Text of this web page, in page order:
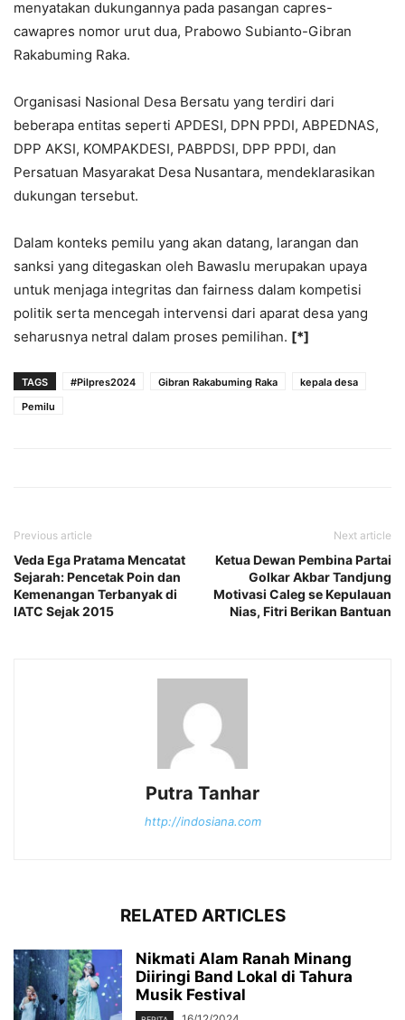
menyatakan dukungannya pada pasangan capres-
cawapres nomor urut dua, Prabowo Subianto-Gibran
Rakabuming Raka.
Organisasi Nasional Desa Bersatu yang terdiri dari
beberapa entitas seperti APDESI, DPN PPDI, ABPEDNAS,
DPP AKSI, KOMPAKDESI, PABPDSI, DPP PPDI, dan
Persatuan Masyarakat Desa Nusantara, mendeklarasikan
dukungan tersebut.
Dalam konteks pemilu yang akan datang, larangan dan
sanksi yang ditegaskan oleh Bawaslu merupakan upaya
untuk menjaga integritas dan fairness dalam kompetisi
politik serta mencegah intervensi dari aparat desa yang
seharusnya netral dalam proses pemilihan. [*]
TAGS #Pilpres2024 Gibran Rakabuming Raka
kepala desa
Pemilu
Previous article
Veda Ega Pratama Mencatat
Sejarah: Pencetak Poin dan
Kemenangan Terbanyak di
IATC Sejak 2015
Next article
Ketua Dewan Pembina Partai
Golkar Akbar Tandjung
Motivasi Caleg se Kepulauan
Nias, Fitri Berikan Bantuan
Putra Tanhar
http://indosiana.com
RELATED ARTICLES
Nikmati Alam Ranah Minang
Diiringi Band Lokal di Tahura
Musik Festival